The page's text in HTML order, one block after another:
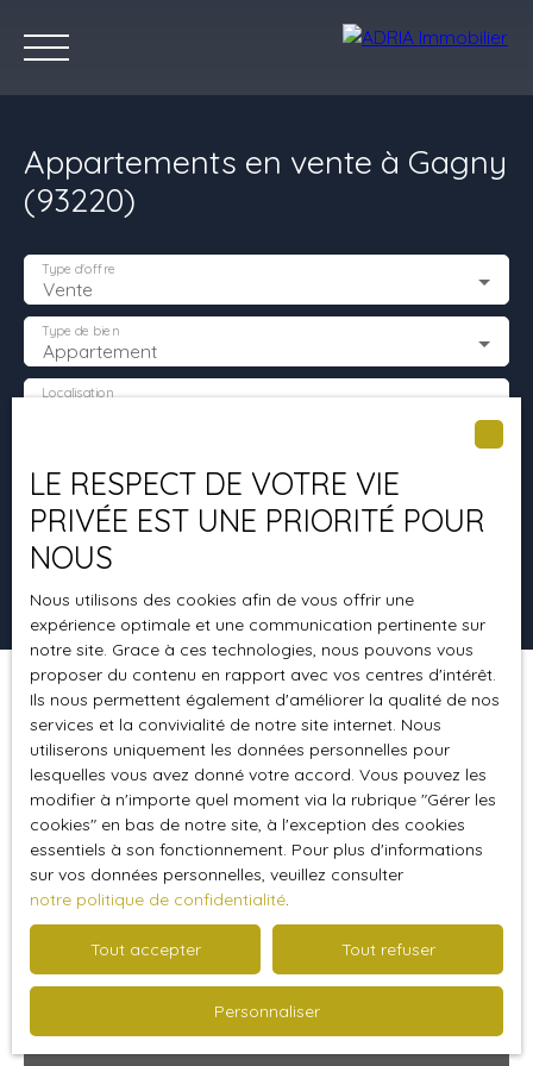
Accueil Acheter
Appartements en vente à Gagny
(93220)
Vente
Type d'offre
Appartement
Type de bien
Localisation
Surface min (m²)
Rechercher
Pertinence
Trier par Créer une alerte
348 056€
Idéal 1er achat
LE RESPECT DE VOTRE VIE
PRIVÉE EST UNE PRIORITÉ POUR
NOUS
Nous utilisons des cookies afin de vous offrir une
expérience optimale et une communication pertinente sur
notre site. Grace à ces technologies, nous pouvons vous
proposer du contenu en rapport avec vos centres d'intérêt.
Ils nous permettent également d'améliorer la qualité de nos
services et la convivialité de notre site internet. Nous
utiliserons uniquement les données personnelles pour
lesquelles vous avez donné votre accord. Vous pouvez les
modifier à n'importe quel moment via la rubrique ″Gérer les
cookies″ en bas de notre site, à l'exception des cookies
essentiels à son fonctionnement. Pour plus d'informations
sur vos données personnelles, veuillez consulter
notre politique de confidentialité.
Tout accepter Tout refuser
Personnaliser